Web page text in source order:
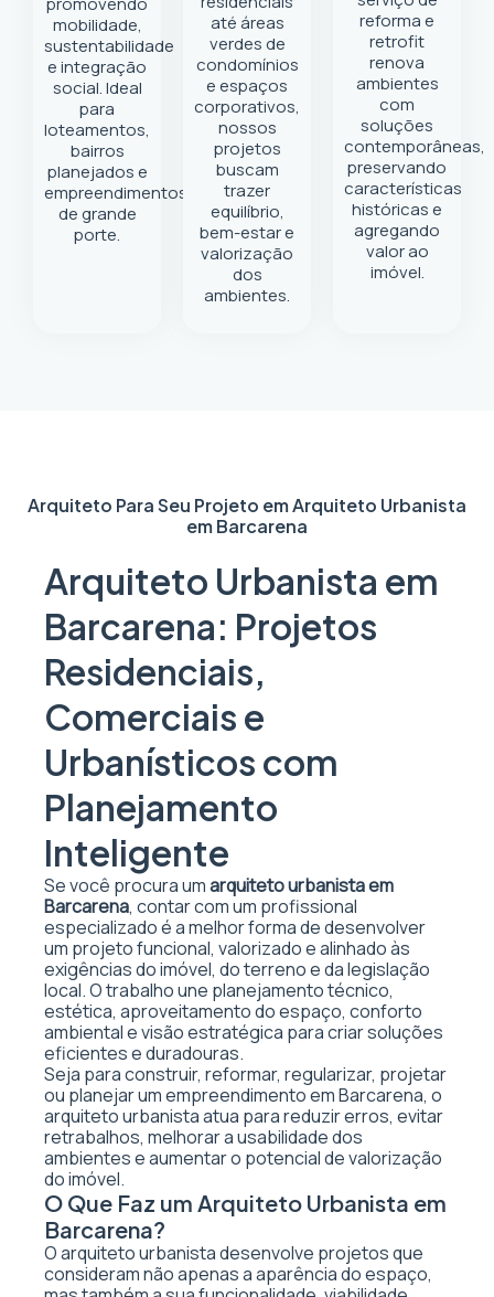
mobilidade,
sustentabilidade
e integração
social. Ideal
para
loteamentos,
bairros
planejados e
empreendimentos
de grande
porte.
até áreas
verdes de
condomínios
e espaços
corporativos,
nossos
projetos
buscam
trazer
equilíbrio,
bem-estar e
valorização
dos
ambientes.
reforma e
retrofit
renova
ambientes
com
soluções
contemporâneas,
preservando
características
históricas e
agregando
valor ao
imóvel.
Arquiteto Para Seu Projeto emArquiteto Urbanista
em Barcarena
Arquiteto Urbanista em
Barcarena: Projetos
Residenciais,
Comerciais e
Urbanísticos com
Planejamento
Inteligente
Se você procura umarquiteto urbanista em
Barcarena, contar com um profissional
especializado é a melhor forma de desenvolver
um projeto funcional, valorizado e alinhado às
exigências do imóvel, do terreno e da legislação
local. O trabalho une planejamento técnico,
estética, aproveitamento do espaço, conforto
ambiental e visão estratégica para criar soluções
eficientes e duradouras.
Seja para construir, reformar, regularizar, projetar
ou planejar um empreendimento em Barcarena, o
arquiteto urbanista atua para reduzir erros, evitar
retrabalhos, melhorar a usabilidade dos
ambientes e aumentar o potencial de valorização
do imóvel.
O Que Faz um Arquiteto Urbanista em
Barcarena?
O arquiteto urbanista desenvolve projetos que
consideram não apenas a aparência do espaço,